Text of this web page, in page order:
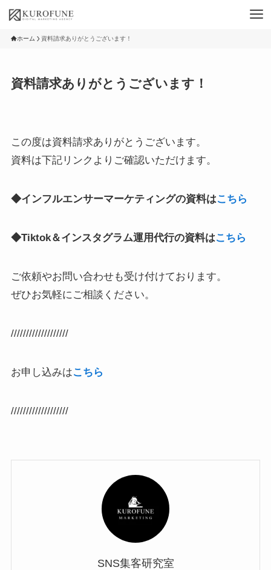
ホーム 資料請求ありがとうございます！
資料請求ありがとうございます！
この度は資料請求ありがとうございます。
資料は下記リンクよりご確認いただけます。
◆インフルエンサーマーケティングの資料はこちら
◆Tiktok＆インスタグラム運用代行の資料はこちら
ご依頼やお問い合わせも受け付けております。
ぜひお気軽にご相談ください。
///////////////////
お申し込みはこちら
///////////////////
SNS集客研究室